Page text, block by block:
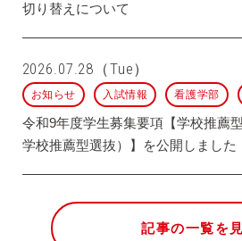
切り替えについて
2026.07.28（Tue）
お知らせ 入試情報 看護学部
令和9年度学生募集要項【学校推薦
学校推薦型選抜）】を公開しました
記事の一覧を